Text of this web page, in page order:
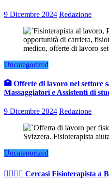
9 Dicembre 2024 Redazione
Uncategorized
🏥 Offerte di lavoro nel settore
Massaggiatori e Assistenti di
9 Dicembre 2024 Redazione
Uncategorized
👨‍⚕️👩‍⚕️ Cercasi Fisioterapista a